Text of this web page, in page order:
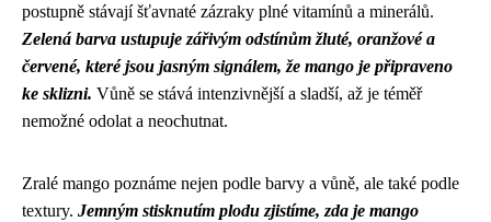
postupně stávají šťavnaté zázraky plné vitamínů a minerálů.
Zelená barva ustupuje zářivým odstínům žluté, oranžové a
červené, které jsou jasným signálem, že mango je připraveno
ke sklizni. Vůně se stává intenzivnější a sladší, až je téměř
nemožné odolat a neochutnat.
Zralé mango poznáme nejen podle barvy a vůně, ale také podle
textury. Jemným stisknutím plodu zjistíme, zda je mango